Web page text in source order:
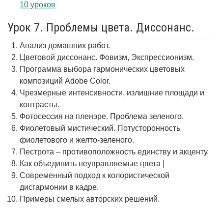
10 уроков
Урок 7. Проблемы цвета. Диссонанс.
Анализ домашних работ.
Цветовой диссонанс. Фовизм, Экспрессионизм.
Программа выбора гармонических цветовых
композиций Adobe Color.
Чрезмерные интенсивности, излишние площади и
контрасты.
Фотосессия на пленэре. Проблема зеленого.
Фиолетовый мистический. Потусторонность
фиолетового и желто-зеленого.
Пестрота – противоположность единству и акценту.
Как объединить неуправляемые цвета |
Современный подход к колористической
дисгармонии в кадре.
Примеры смелых авторских решений.